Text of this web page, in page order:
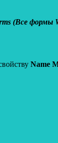
(Все формы
Name